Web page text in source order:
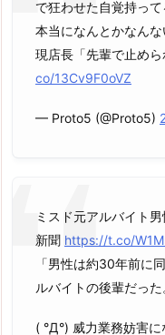
で狂わせた自覚持っ
本当になんとかなん
現店長「先輩で止め
co/13Cv9F0oVZ
— Proto5 (@Proto5)
ミスド元アルバイト
新聞 https://t.co/
「男性は約30年前に
ルバイトの後輩だった
( °Д°) 威力業務妨害